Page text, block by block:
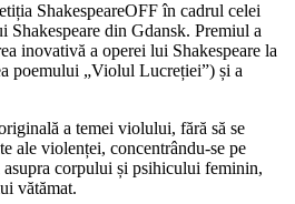
ShakespeareOFF în cadrul celei
Shakespeare din Gdansk. Premiul a
inovativă a operei lui Shakespeare la
poemului „Violul Lucreției”) și a
a temei violului, fără să se
ale violenței, concentrându-se pe
corpului și psihicului feminin,
vătămat.